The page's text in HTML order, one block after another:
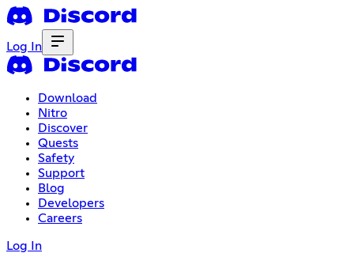
Log In
Download
Nitro
Discover
Quests
Safety
Support
Blog
Developers
Careers
Log In